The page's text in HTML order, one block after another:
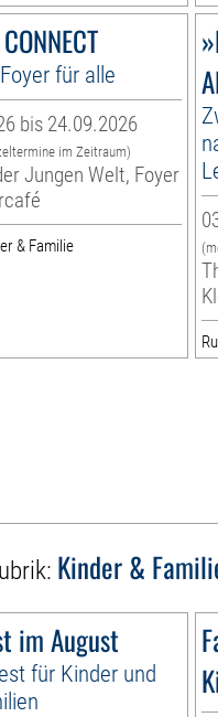
für alle
bis 24.09.2026
im Zeitraum)
Jungen Welt, Foyer
& Familie
Kinder &
im August
für Kinder und